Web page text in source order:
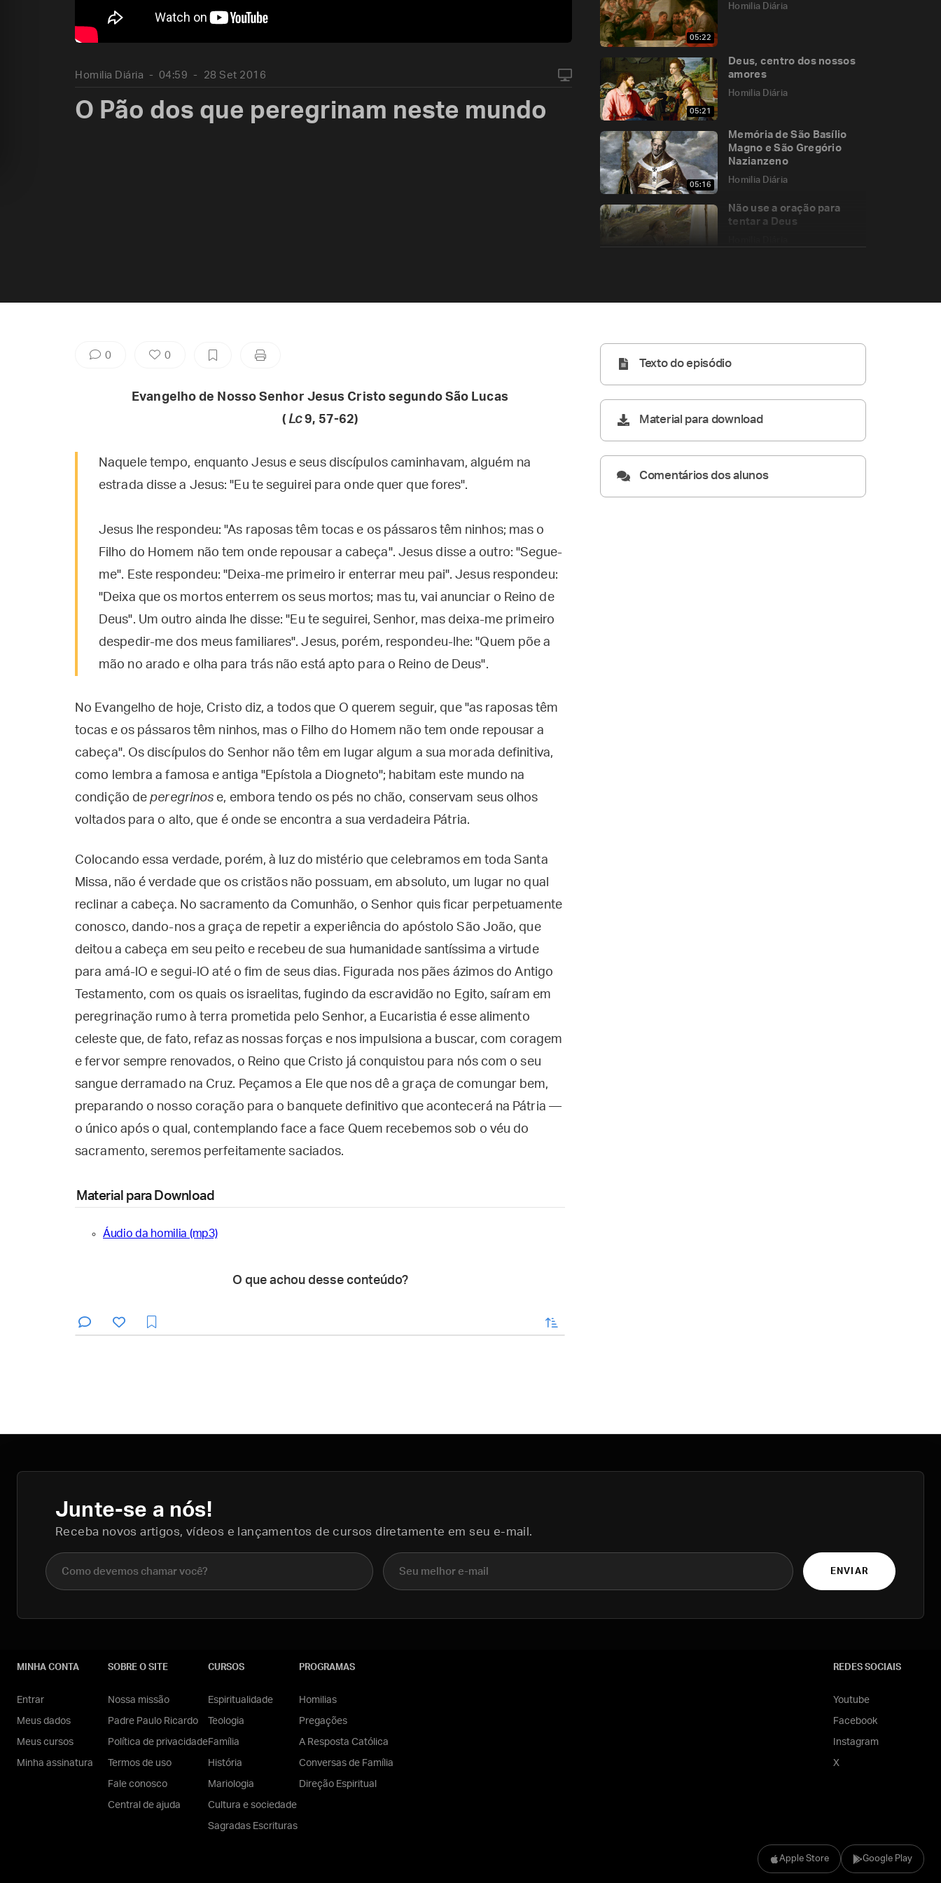
05:22
Homilia Diária
05:21
Deus, centro dos nossos
amores
Homilia Diária
05:16
Memória de São Basílio
Magno e São Gregório
Nazianzeno
Homilia Diária
Não use a oração para
tentar a Deus
Homilia Diária
Homilia Diária 04:59 28 Set 2016
O Pão dos que peregrinam neste mundo
0 0
Evangelho de Nosso Senhor Jesus Cristo segundo São Lucas
( Lc9, 57-62)
Naquele tempo, enquanto Jesus e seus discípulos caminhavam, alguém na
estrada disse a Jesus: "Eu te seguirei para onde quer que fores".
Jesus lhe respondeu: "As raposas têm tocas e os pássaros têm ninhos; mas o
Filho do Homem não tem onde repousar a cabeça". Jesus disse a outro: "Segue-
me". Este respondeu: "Deixa-me primeiro ir enterrar meu pai". Jesus respondeu:
"Deixa que os mortos enterrem os seus mortos; mas tu, vai anunciar o Reino de
Deus". Um outro ainda lhe disse: "Eu te seguirei, Senhor, mas deixa-me primeiro
despedir-me dos meus familiares". Jesus, porém, respondeu-lhe: "Quem põe a
mão no arado e olha para trás não está apto para o Reino de Deus".
No Evangelho de hoje, Cristo diz, a todos que O querem seguir, que "as raposas têm
tocas e os pássaros têm ninhos, mas o Filho do Homem não tem onde repousar a
cabeça". Os discípulos do Senhor não têm em lugar algum a sua morada definitiva,
como lembra a famosa e antiga "Epístola a Diogneto"; habitam este mundo na
condição deperegrinos e, embora tendo os pés no chão, conservam seus olhos
voltados para o alto, que é onde se encontra a sua verdadeira Pátria.
Colocando essa verdade, porém, à luz do mistério que celebramos em toda Santa
Missa, não é verdade que os cristãos não possuam, em absoluto, um lugar no qual
reclinar a cabeça. No sacramento da Comunhão, o Senhor quis ficar perpetuamente
conosco, dando-nos a graça de repetir a experiência do apóstolo São João, que
deitou a cabeça em seu peito e recebeu de sua humanidade santíssima a virtude
para amá-lO e segui-lO até o fim de seus dias. Figurada nos pães ázimos do Antigo
Testamento, com os quais os israelitas, fugindo da escravidão no Egito, saíram em
peregrinação rumo à terra prometida pelo Senhor, a Eucaristia é esse alimento
celeste que, de fato, refaz as nossas forças e nos impulsiona a buscar, com coragem
e fervor sempre renovados, o Reino que Cristo já conquistou para nós com o seu
sangue derramado na Cruz. Peçamos a Ele que nos dê a graça de comungar bem,
preparando o nosso coração para o banquete definitivo que acontecerá na Pátria —
o único após o qual, contemplando face a face Quem recebemos sob o véu do
sacramento, seremos perfeitamente saciados.
Material para Download
Áudio da homilia (mp3)
O que achou desse conteúdo?
enviar
Texto do episódio
Material para download
Comentários dos alunos
Junte-se a nós!
Receba novos artigos, vídeos e lançamentos de cursos diretamente em seu e-mail.
Nome completo E-mail
ENVIAR
Apple Store Google Play
MINHA CONTA
Entrar
Meus dados
Meus cursos
Minha assinatura
SOBRE O SITE
Nossa missão
Padre Paulo Ricardo
Política de privacidade
Termos de uso
Fale conosco
Central de ajuda
CURSOS
Espiritualidade
Teologia
Família
História
Mariologia
Cultura e sociedade
Sagradas Escrituras
PROGRAMAS
Homilias
Pregações
A Resposta Católica
Conversas de Família
Direção Espiritual
REDES SOCIAIS
Youtube
Facebook
Instagram
X